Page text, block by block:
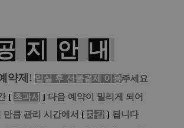
지 안 내
약제 ! 입실 후 선불결제 이용주세요
[ 초과시 ] 다음 예약이 밀리게 되어
만큼 관리 시간에서 [ 차감 ] 됩니다